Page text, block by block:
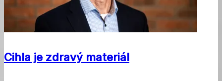
Cihla je zdravý materiál